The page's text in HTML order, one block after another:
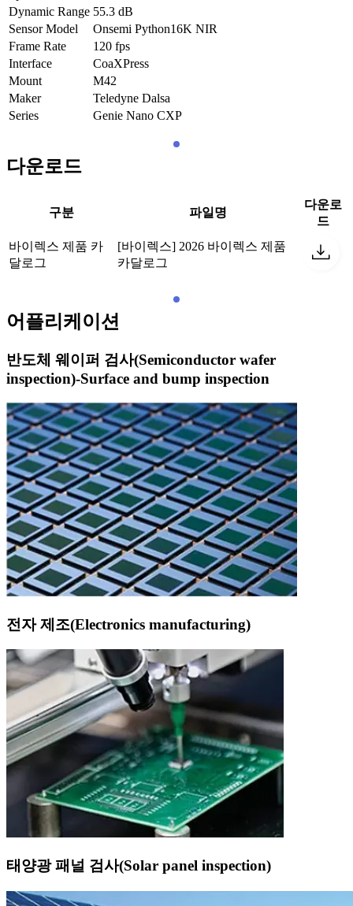
Dynamic Range 55.3 dB
Sensor Model
Onsemi Python16K NIR
Frame Rate
120 fps
Interface
CoaXPress
Mount
M42
Maker
Teledyne Dalsa
Series
Genie Nano CXP
다운로드
구분 파일명
다운로
드
바이렉스 제품 카
달로그
[바이렉스] 2026 바이렉스 제품
카달로그
어플리케이션
반도체 웨이퍼 검사(Semiconductor wafer
inspection)-Surface and bump inspection
전자 제조(Electronics manufacturing)
태양광 패널 검사(Solar panel inspection)